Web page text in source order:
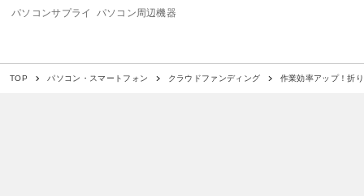
パソコンサプライ
パソコン周辺機器
TOP パソコン・スマートフォン クラウドファンディング 作業効率アップ！折